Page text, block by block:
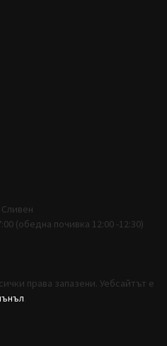
(обедна почивка 12:00 -12:30)
права запазени. Уебсайтът е
.